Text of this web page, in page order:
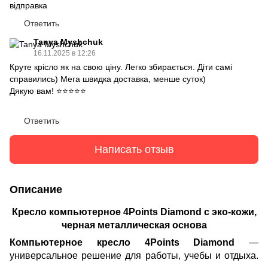
відправка
Ответить
Tanya Myshchuk
16.11.2025 в 12:26
Круте крісло як на свою ціну. Легко збирається. Діти самі
справились) Мега швидка доставка, менше суток)
Дякую вам! ⭐⭐⭐⭐⭐
Ответить
Написать отзыв
Описание
Кресло компьютерное 4Points Diamond с эко-кожи,
черная металлическая основа
Компьютерное кресло 4Points Diamond
—
универсальное решение для работы, учебы и отдыха.